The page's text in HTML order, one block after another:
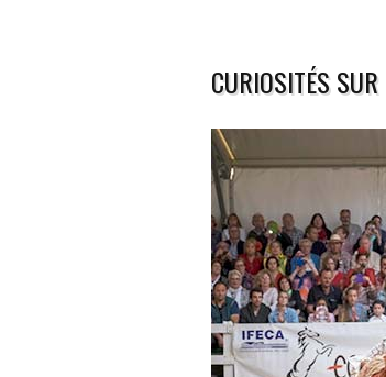
CURIOSITÉS